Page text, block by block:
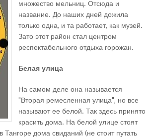
множество мельниц. Отсюда и
название. До наших дней дожила
только одна, и та работает, как музей.
Зато этот район стал центром
респектабельного отдыха горожан.
Белая улица
На самом деле она называется
"Вторая ремесленная улица", но все
называют ее белой. Так здесь принято
красить дома. На белой улице стоят
дома свиданий (не стоит путать